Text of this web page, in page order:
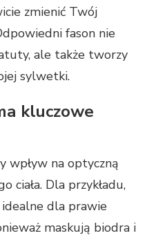
zmienić Twój
fason nie
ale także tworzy
sylwetki.
kluczowe
wpływ na optyczną
ciała. Dla przykładu,
dla prawie
maskują biodra i